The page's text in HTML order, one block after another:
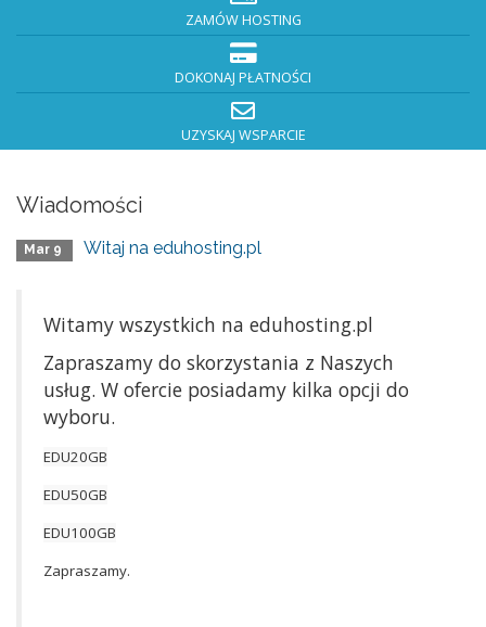
ZAMÓW HOSTING
DOKONAJ PŁATNOŚCI
UZYSKAJ WSPARCIE
Wiadomości
Mar 9 Witaj na eduhosting.pl
Witamy wszystkich na eduhosting.pl
Zapraszamy do skorzystania z Naszych
usług. W ofercie posiadamy kilka opcji do
wyboru.
EDU20GB
EDU50GB
EDU100GB
Zapraszamy.